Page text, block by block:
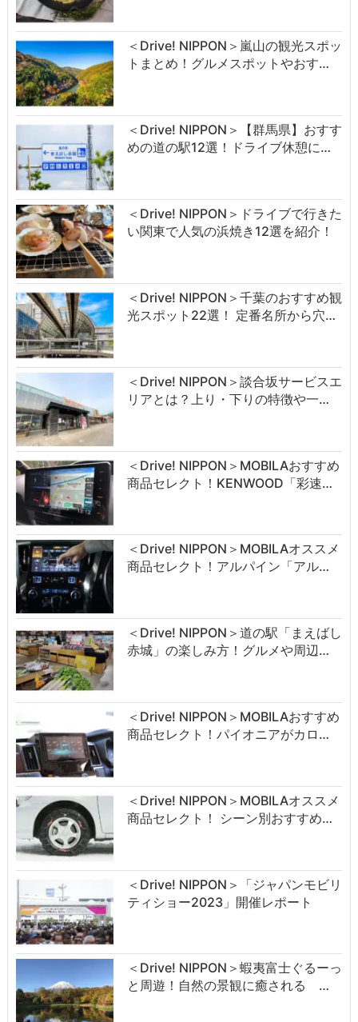
＜Drive! NIPPON＞嵐山の観光スポッ
トまとめ！グルメスポットやおす…
＜Drive! NIPPON＞【群馬県】おすす
めの道の駅12選！ドライブ休憩に…
＜Drive! NIPPON＞ドライブで行きた
い関東で人気の浜焼き12選を紹介！
＜Drive! NIPPON＞千葉のおすすめ観
光スポット22選！ 定番名所から穴…
＜Drive! NIPPON＞談合坂サービスエ
リアとは？上り・下りの特徴や一…
＜Drive! NIPPON＞MOBILAおすすめ
商品セレクト！KENWOOD「彩速…
＜Drive! NIPPON＞MOBILAオススメ
商品セレクト！アルパイン「アル…
＜Drive! NIPPON＞道の駅「まえばし
赤城」の楽しみ方！グルメや周辺…
＜Drive! NIPPON＞MOBILAおすすめ
商品セレクト！パイオニアがカロ…
＜Drive! NIPPON＞MOBILAオススメ
商品セレクト！ シーン別おすすめ…
＜Drive! NIPPON＞「ジャパンモビリ
ティショー2023」開催レポート
＜Drive! NIPPON＞蝦夷富士ぐるーっ
と周遊！自然の景観に癒される …